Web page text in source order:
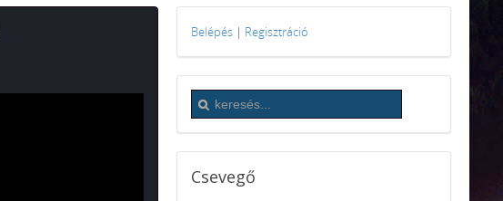
Belépés | Regisztráció
Csevegő